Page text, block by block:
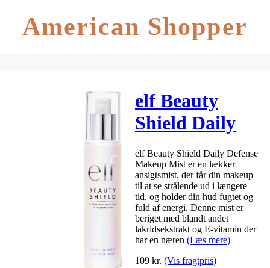
American Shopper
elf Beauty
Shield Daily
Defense
Makeup Mist
80 ml
elf Beauty Shield Daily Defense
Makeup Mist er en lækker
ansigtsmist, der får din makeup
til at se strålende ud i længere
tid, og holder din hud fugtet og
fuld af energi. Denne mist er
beriget med blandt andet
lakridsekstrakt og E-vitamin der
har en næren (Læs mere)
109 kr. (Vis fragtpris)